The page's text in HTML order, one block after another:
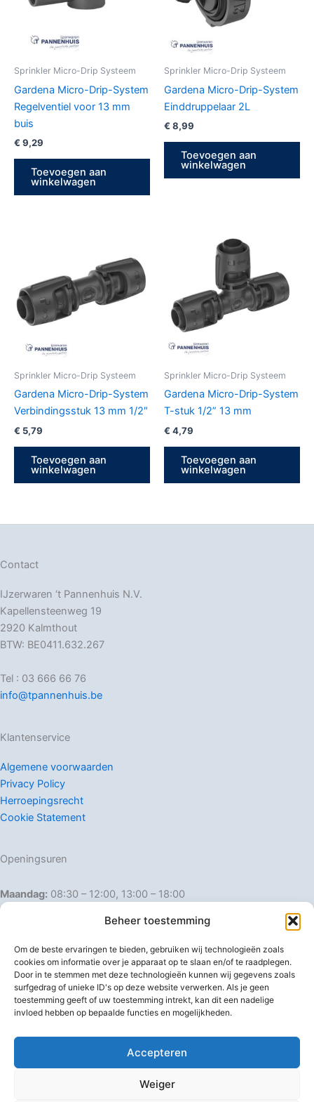
Beheer toestemming
Om de beste ervaringen te bieden, gebruiken wij technologieën zoals
cookies om informatie over je apparaat op te slaan en/of te raadplegen.
Door in te stemmen met deze technologieën kunnen wij gegevens zoals
surfgedrag of unieke ID's op deze website verwerken. Als je geen
toestemming geeft of uw toestemming intrekt, kan dit een nadelige
invloed hebben op bepaalde functies en mogelijkheden.
Accepteren
Weiger
Sprinkler Micro-Drip Systeem
Gardena Micro-Drip-System
Regelventiel voor 13 mm
buis
€ 9,29
Toevoegen aan
winkelwagen
Sprinkler Micro-Drip Systeem
Gardena Micro-Drip-System
Einddruppelaar 2L
€ 8,99
Toevoegen aan
winkelwagen
Sprinkler Micro-Drip Systeem
Gardena Micro-Drip-System
Verbindingsstuk 13 mm 1/2″
€ 5,79
Toevoegen aan
winkelwagen
Sprinkler Micro-Drip Systeem
Gardena Micro-Drip-System
T-stuk 1/2” 13 mm
€ 4,79
Toevoegen aan
winkelwagen
Contact
IJzerwaren ‘t Pannenhuis N.V.
Kapellensteenweg 19
2920 Kalmthout
BTW: BE0411.632.267
Tel : 03 666 66 76
info@tpannenhuis.be
Klantenservice
Algemene voorwaarden
Privacy Policy
Herroepingsrecht
Cookie Statement
Openingsuren
Maandag: 08:30 – 12:00, 13:00 – 18:00
Dinsdag:
08:30 – 12:00, 13:00 – 18:00
Donderdag: 08:30 – 12:00, 13:00 – 18:00
Vrijdag: 08:30 – 12:00, 13:00 – 18:00
Zaterdag: 08:30 – 16:00
Zondag: Gesloten